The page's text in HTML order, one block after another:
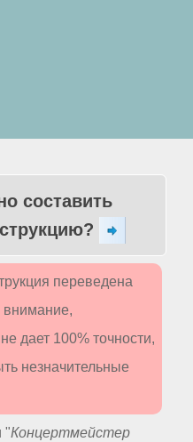
составить
переведена
внимание,
дает 100% точности,
незначительные
"Концертмейстер